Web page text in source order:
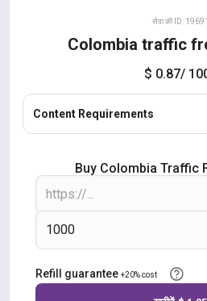
सेवा की ID: 19691
Colombia traffic
$ 0.87/
Content Requirements
Buy Colombia Traffic
Refill guarantee +20% cost